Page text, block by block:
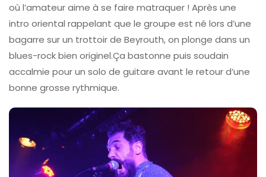
où l’amateur aime à se faire matraquer ! Après une
intro oriental rappelant que le groupe est né lors d’une
bagarre sur un trottoir de Beyrouth, on plonge dans un
blues-rock bien originel.Ça bastonne puis soudain
accalmie pour un solo de guitare avant le retour d’une
bonne grosse rythmique.